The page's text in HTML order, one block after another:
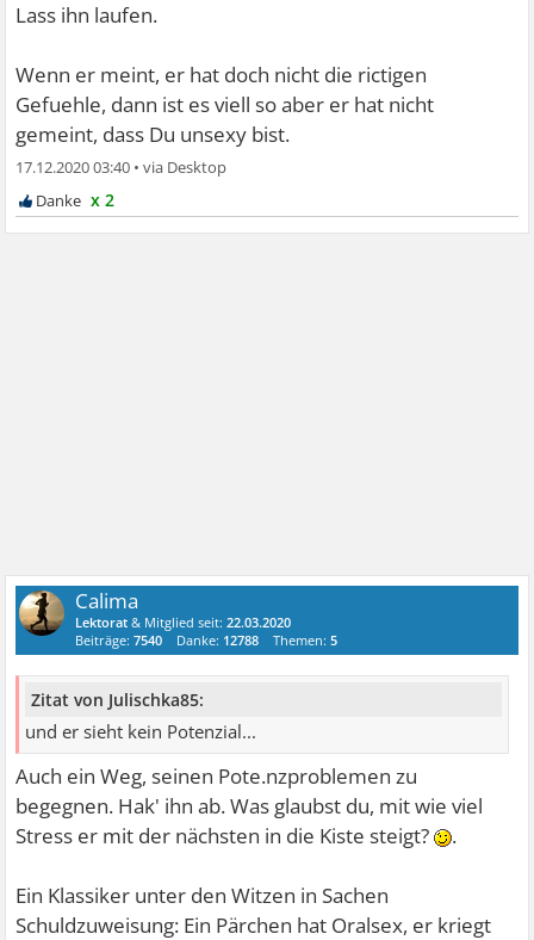
Lass ihn laufen.
Wenn er meint, er hat doch nicht die rictigen
Gefuehle, dann ist es viell so aber er hat nicht
gemeint, dass Du unsexy bist.
17.12.2020 03:40 •
x 2
Calima
Lektorat & Mitglied seit:22.03.2020
Beiträge:7540 Danke: 12788 Themen:5
Zitat von Julischka85:
und er sieht kein Potenzial...
Auch ein Weg, seinen Pote.nzproblemen zu
begegnen. Hak' ihn ab. Was glaubst du, mit wie viel
Stress er mit der nächsten in die Kiste steigt?
.
Ein Klassiker unter den Witzen in Sachen
Schuldzuweisung: Ein Pärchen hat Oralsex, er kriegt